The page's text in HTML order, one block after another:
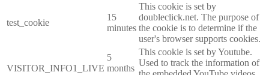
test_cookie
15
minutes
This cookie is set by
doubleclick.net. The purpose of
the cookie is to determine if the
user's browser supports cookies.
VISITOR_INFO1_LIVE
5
months
This cookie is set by Youtube.
Used to track the information of